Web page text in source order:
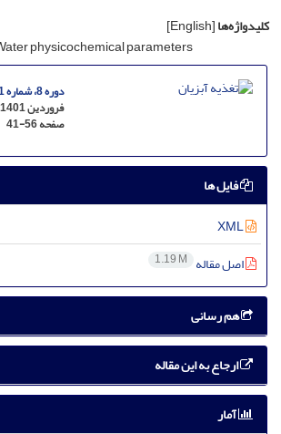
کلیدواژه‌ها[English]
physicochemical parameters
دوره 8، شماره 1 - شماره پیاپی 19
فروردین 1401
صفحه41-56
فایل ها
اصل مقاله 1.19 M
هم رسانی
ارجاع به این مقاله
آمار